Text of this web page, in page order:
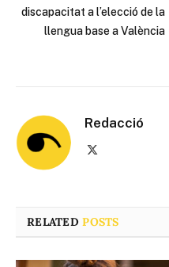
discapacitat a l’elecció de la
llengua base a València
Redacció
RELATEDPOSTS